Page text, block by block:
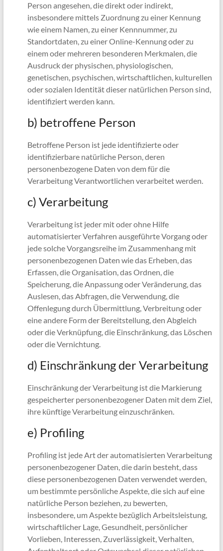
Person angesehen, die direkt oder indirekt,
insbesondere mittels Zuordnung zu einer Kennung
wie einem Namen, zu einer Kennnummer, zu
Standortdaten, zu einer Online-Kennung oder zu
einem oder mehreren besonderen Merkmalen, die
Ausdruck der physischen, physiologischen,
genetischen, psychischen, wirtschaftlichen, kulturellen
oder sozialen Identität dieser natürlichen Person sind,
identifiziert werden kann.
b) betroffene Person
Betroffene Person ist jede identifizierte oder
identifizierbare natürliche Person, deren
personenbezogene Daten von dem für die
Verarbeitung Verantwortlichen verarbeitet werden.
c) Verarbeitung
Verarbeitung ist jeder mit oder ohne Hilfe
automatisierter Verfahren ausgeführte Vorgang oder
jede solche Vorgangsreihe im Zusammenhang mit
personenbezogenen Daten wie das Erheben, das
Erfassen, die Organisation, das Ordnen, die
Speicherung, die Anpassung oder Veränderung, das
Auslesen, das Abfragen, die Verwendung, die
Offenlegung durch Übermittlung, Verbreitung oder
eine andere Form der Bereitstellung, den Abgleich
oder die Verknüpfung, die Einschränkung, das Löschen
oder die Vernichtung.
d) Einschränkung der Verarbeitung
Einschränkung der Verarbeitung ist die Markierung
gespeicherter personenbezogener Daten mit dem Ziel,
ihre künftige Verarbeitung einzuschränken.
e) Profiling
Profiling ist jede Art der automatisierten Verarbeitung
personenbezogener Daten, die darin besteht, dass
diese personenbezogenen Daten verwendet werden,
um bestimmte persönliche Aspekte, die sich auf eine
natürliche Person beziehen, zu bewerten,
insbesondere, um Aspekte bezüglich Arbeitsleistung,
wirtschaftlicher Lage, Gesundheit, persönlicher
Vorlieben, Interessen, Zuverlässigkeit, Verhalten,